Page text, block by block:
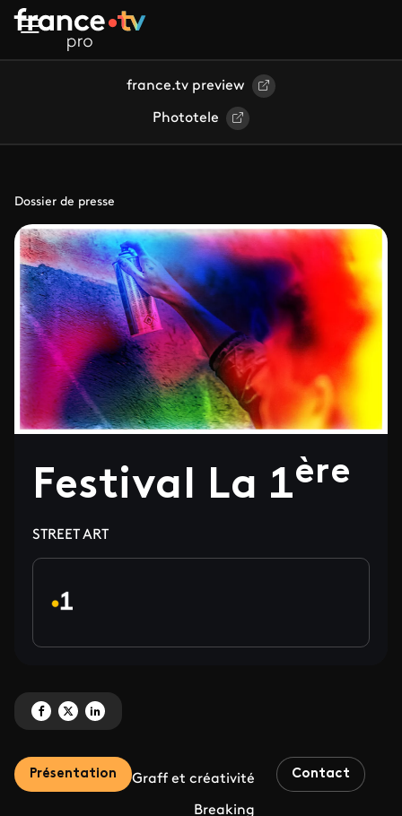
Aller au contenu principal
france.tv preview
Phototele
Dossier de presse
Festival La 1ère
STREET ART
Partagez 'Festival La 1<sup>ère' sur Facebook
Partagez 'Festival La 1<sup>ère' sur X
Partagez 'Festival La 1<sup>ère' sur LinkedIn
Présentation Graff et créativité
Breaking
Contact